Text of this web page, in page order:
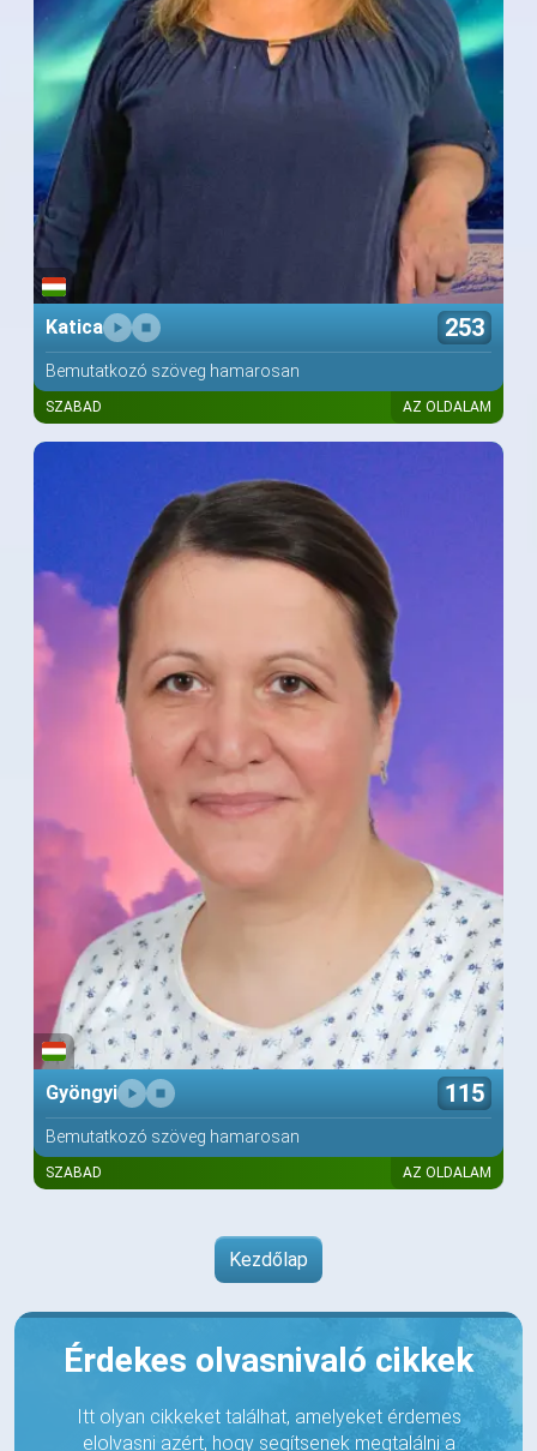
Katica 253
Bemutatkozó szöveg hamarosan
SZABAD AZ OLDALAM
Gyöngyi 115
Bemutatkozó szöveg hamarosan
SZABAD AZ OLDALAM
Kezdőlap
Érdekes olvasnivaló cikkek
Itt olyan cikkeket találhat, amelyeket érdemes
elolvasni azért, hogy segítsenek megtalálni a